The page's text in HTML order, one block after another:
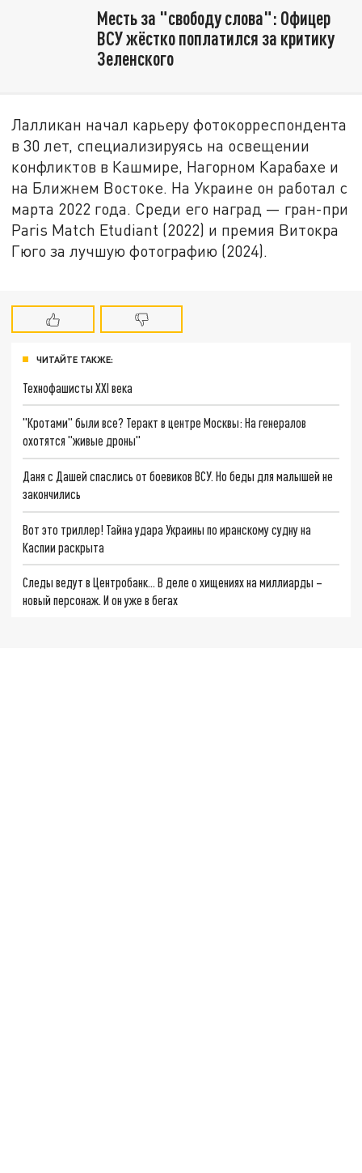
Месть за "свободу слова": Офицер
ВСУ жёстко поплатился за критику
Зеленского
Лалликан начал карьеру фотокорреспондента
в 30 лет, специализируясь на освещении
конфликтов в Кашмире, Нагорном Карабахе и
на Ближнем Востоке. На Украине он работал с
марта 2022 года. Среди его наград — гран-при
Paris Match Etudiant (2022) и премия Витокра
Гюго за лучшую фотографию (2024).
ЧИТАЙТЕ ТАКЖЕ:
Технофашисты XXI века
"Кротами" были все? Теракт в центре Москвы: На генералов
охотятся "живые дроны"
Даня с Дашей спаслись от боевиков ВСУ. Но беды для малышей не
закончились
Вот это триллер! Тайна удара Украины по иранскому судну на
Каспии раскрыта
Следы ведут в Центробанк… В деле о хищениях на миллиарды –
новый персонаж. И он уже в бегах